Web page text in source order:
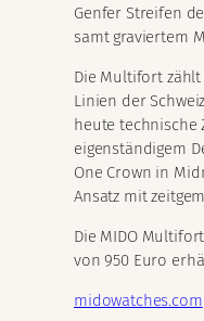
Genfer Streifen
samt graviertem
Die Multifort zählt
Linien der
heute technische
eigenständigem
One Crown in
Ansatz mit
Die MIDO
von 950 Euro
midowatches.com